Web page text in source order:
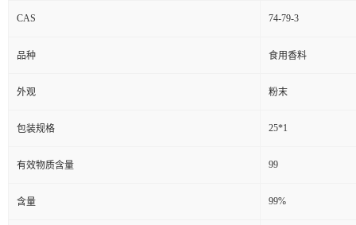
CAS 74-79-3
品种 食用香料
外观 粉末
包装规格 25*1
有效物质含量 99
含量 99%